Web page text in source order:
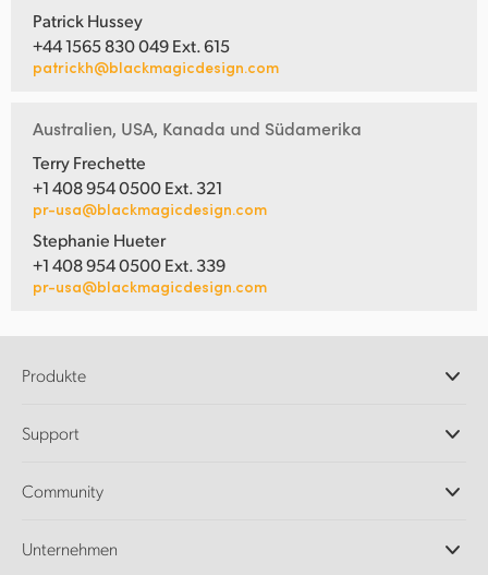
Patrick Hussey
+44 1565 830 049 Ext. 615
patrickh@blackmagicdesign.com
Australien, USA, Kanada und Südamerika
Terry Frechette
+1 408 954 0500 Ext. 321
pr-usa@blackmagicdesign.com
Stephanie Hueter
+1 408 954 0500 Ext. 339
pr-usa@blackmagicdesign.com
Produkte
DaVinci Resolve und Fusion Software
Ultimatte
Aufzeichnung und Wiedergabe
Support
Support-Center
Community
Unternehmen